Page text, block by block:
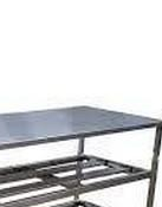
grande
é